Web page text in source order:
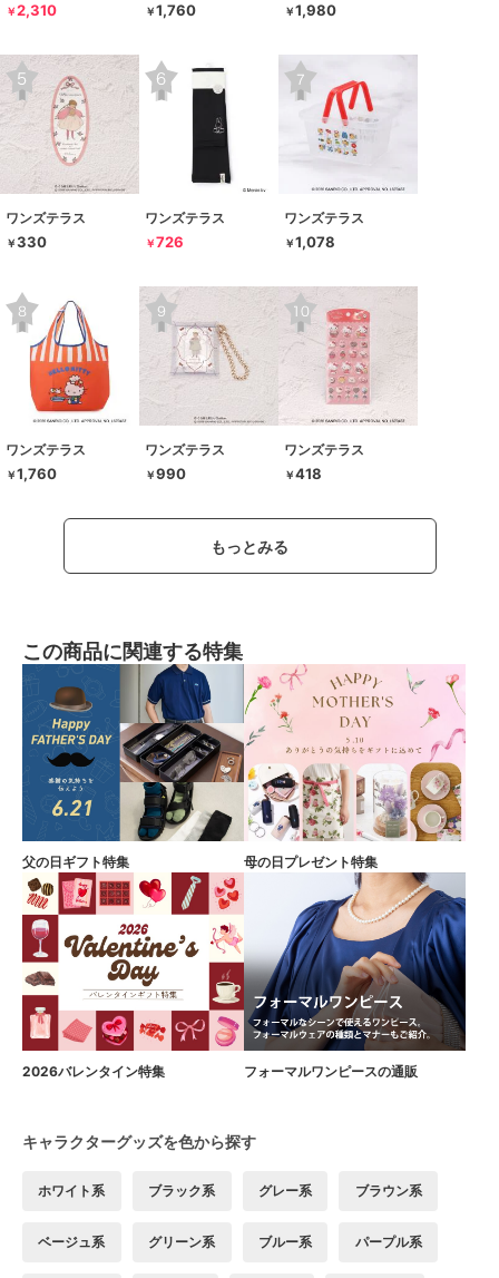
￥2,310 ￥1,760 ￥1,980
ワンズテラス
￥330
ワンズテラス
￥726
ワンズテラス
￥1,078
ワンズテラス
￥1,760
ワンズテラス
￥990
ワンズテラス
￥418
もっとみる
この商品に関連する特集
父の日ギフト特集 母の日プレゼント特集
2026バレンタイン特集 フォーマルワンピースの通販
キャラクターグッズを色から探す
ホワイト系 ブラック系 グレー系 ブラウン系
ベージュ系 グリーン系 ブルー系 パープル系